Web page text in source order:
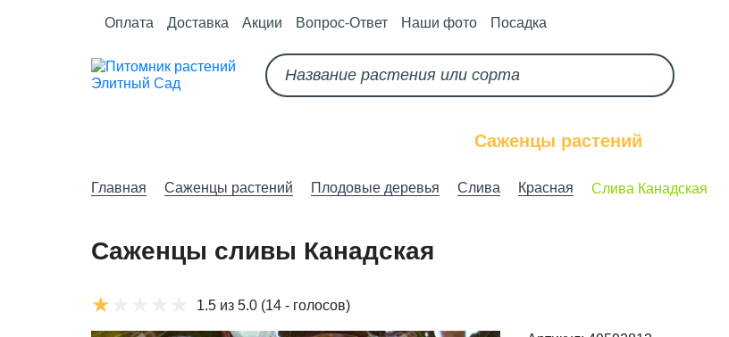
Оплата Доставка Акции Вопрос-Ответ Наши фото Посадка
Саженцы растений
Главная Саженцы растений Плодовые деревья Слива Красная Слива Канадская
Саженцы сливы Канадская
1.5 из 5.0(14 - голосов)